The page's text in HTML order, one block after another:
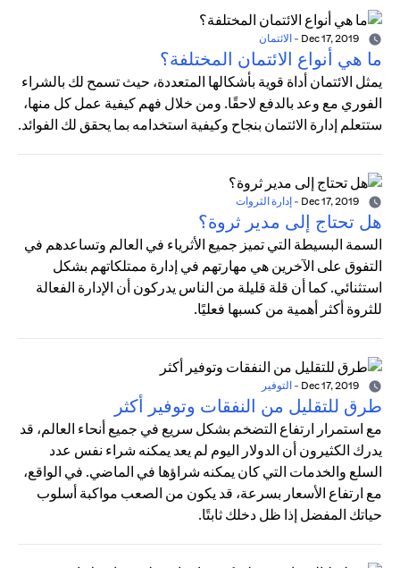
- الائتمان
ما هي أنواع الائتمان المختلفة؟
يمثل الائتمان أداة قوية بأشكالها المتعددة، حيث تسمح لك بالشراء
الفوري مع وعد بالدفع لاحقًا. ومن خلال فهم كيفية عمل كل منها،
ستتعلم إدارة الائتمان بنجاح وكيفية استخدامه بما يحقق لك الفوائد.
- إدارة الثروات
هل تحتاج إلى مدير ثروة؟
السمة البسيطة التي تميز جميع الأثرياء في العالم وتساعدهم في
التفوق على الآخرين هي مهارتهم في إدارة ممتلكاتهم بشكل
استثنائي. كما أن قلة قليلة من الناس يدركون أن الإدارة الفعالة
للثروة أكثر أهمية من كسبها فعليًا.
- التوفير
طرق للتقليل من النفقات وتوفير أكثر
مع استمرار ارتفاع التضخم بشكل سريع في جميع أنحاء العالم، قد
يدرك الكثيرون أن الدولار اليوم لم يعد يمكنه شراء نفس عدد
السلع والخدمات التي كان يمكنه شراؤها في الماضي. في الواقع،
مع ارتفاع الأسعار بسرعة، قد يكون من الصعب مواكبة أسلوب
حياتك المفضل إذا ظل دخلك ثابتًا.